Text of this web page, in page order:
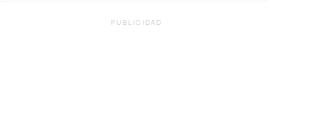
PUBLICIDAD